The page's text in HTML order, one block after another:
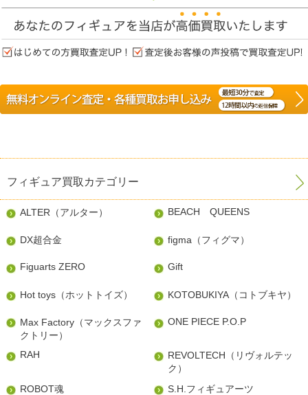
フィギュア買取カテゴリー
ALTER（アルター） BEACH QUEENS
DX超合金 figma（フィグマ）
Figuarts ZERO Gift
Hot toys（ホットトイズ） KOTOBUKIYA（コトブキヤ）
Max Factory（マックスファ
クトリー）
ONE PIECE P.O.P
RAH
REVOLTECH（リヴォルテッ
ク）
ROBOT魂
S.H.フィギュアーツ